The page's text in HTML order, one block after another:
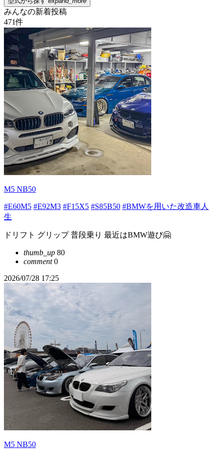
みんなの新着投稿
471件
M5 NB50
#E60M5 #E92M3 #F15X5 #S85B50 #BMWを用いた改造車人
生
ドリフト グリップ 普段乗り 最近はBMW遊び🤗
thumb_up 80
comment0
2026/07/28 17:25
M5 NB50